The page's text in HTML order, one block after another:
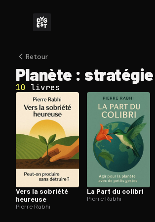
Retour
Planète :
10 livres
Vers la sobriété
heureuse
Pierre Rabhi
La Part du colibri
Pierre Rabhi